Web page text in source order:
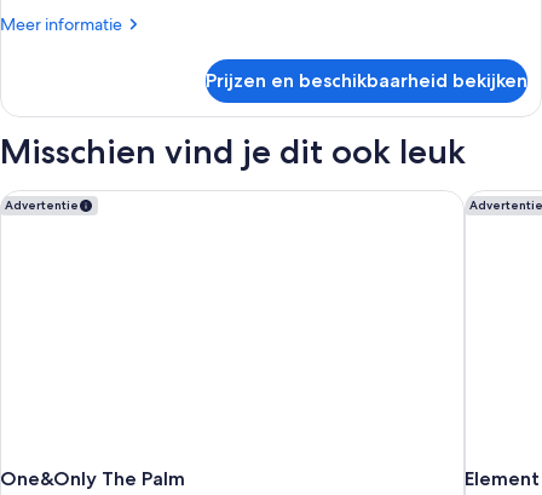
Meer informatie
Meer
(Downtown
Lounge
Prijzen en beschikbaarheid bekijken
Misschien vind je dit ook leuk
Advertentie
One&Only The Palm
One&Only The Palm Advertentie